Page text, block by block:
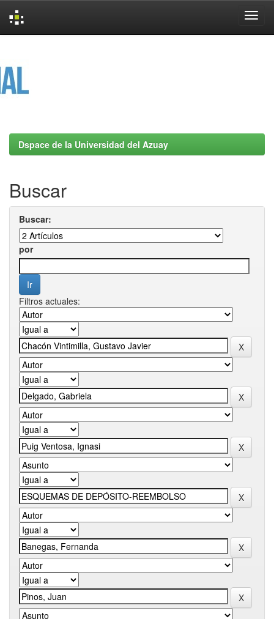
Dspace de la Universidad del Azuay
Buscar
Buscar:
por
Filtros actuales: